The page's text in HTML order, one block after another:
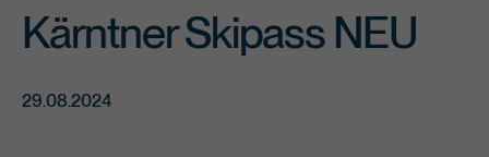
Kärntner Skipass NEU
29.08.2024